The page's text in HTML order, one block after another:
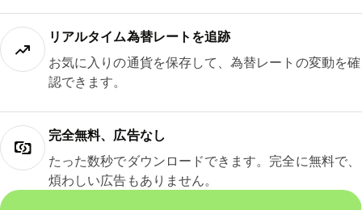
リアルタイム為替レートを追跡
お気に入りの通貨を保存して、為替レートの変動を確
認できます。
完全無料、広告なし
たった数秒でダウンロードできます。完全に無料で、
煩わしい広告もありません。